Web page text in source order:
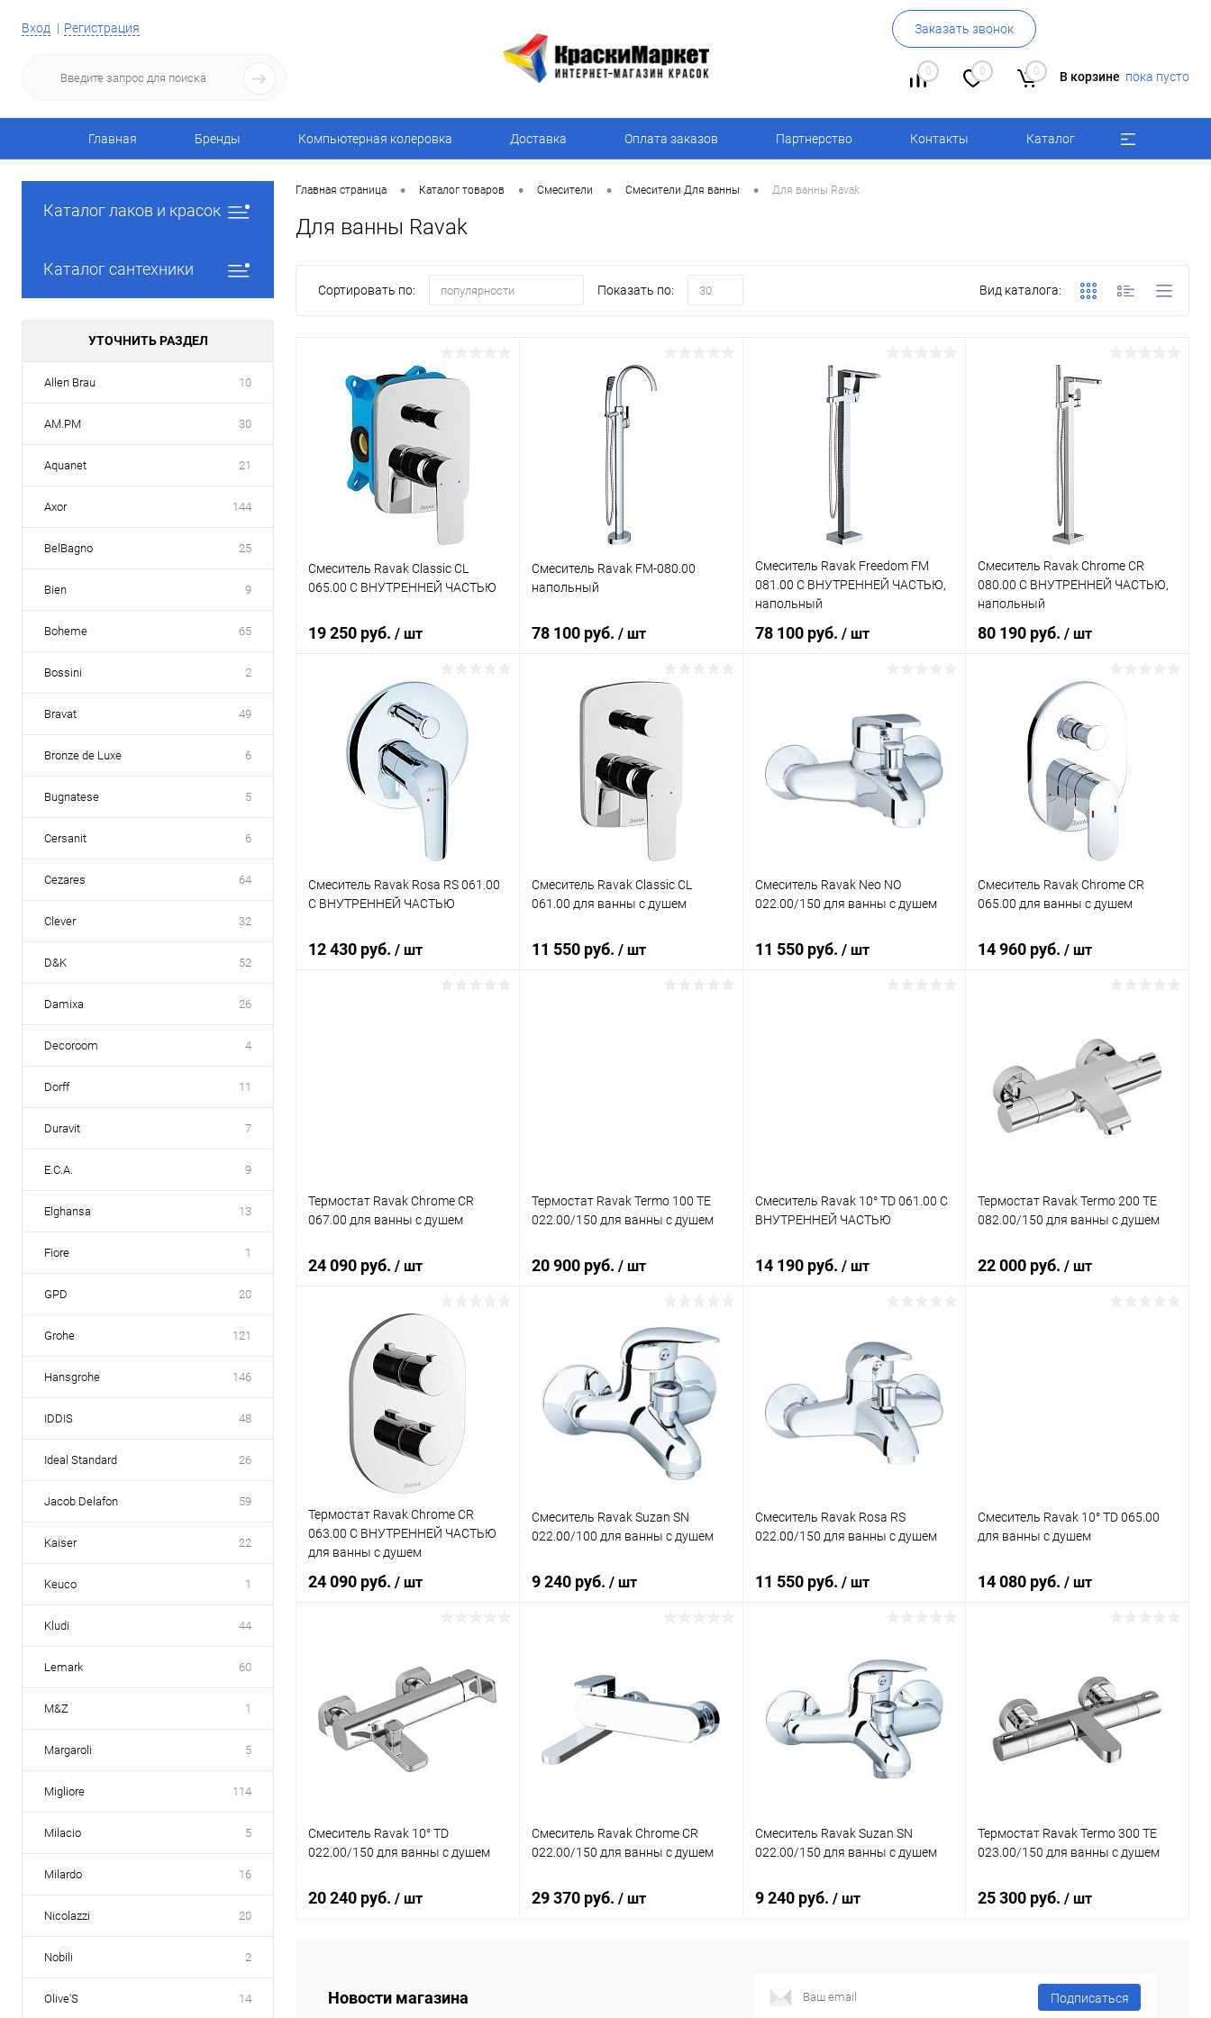
Вход Регистрация Заказать звонок
0 0 0 В корзине пока пусто
Главная Бренды Компьютерная колеровка Доставка Оплата заказов Партнерство Контакты Каталог
Каталог лаков и красок
Каталог сантехники
УТОЧНИТЬ РАЗДЕЛ
Allen Brau 10
AM.PM 30
Aquanet 21
Axor 144
BelBagno 25
Bien 9
Boheme 65
Bossini 2
Bravat 49
Bronze de Luxe 6
Bugnatese 5
Cersanit 6
Cezares 64
Clever 32
D&K 52
Damixa 26
Decoroom 4
Dorff 11
Duravit 7
E.C.A. 9
Elghansa 13
Fiore 1
GPD 20
Grohe 121
Hansgrohe 146
IDDIS 48
Ideal Standard 26
Jacob Delafon 59
Kaiser 22
Keuco 1
Kludi 44
Lemark 60
M&Z 1
Margaroli 5
Migliore 114
Milacio 5
Milardo 16
Nicolazzi 20
Nobili 2
Olive'S 14
Главная страница • Каталог товаров • Смесители • Смесители Для ванны • Для ванны Ravak
Для ванны Ravak
Сортировать по: популярности Показать по: 30 Вид каталога:
Смеситель Ravak Classic CL
065.00 С ВНУТРЕННЕЙ ЧАСТЬЮ
19 250 руб. / шт
В корзину
Купить в 1 клик Сравнение
В избранное Под заказ
Смеситель Ravak FM-080.00
напольный
78 100 руб. / шт
В корзину
Купить в 1 клик
В избранное
Смеситель Ravak Freedom FM
081.00 С ВНУТРЕННЕЙ ЧАСТЬЮ,
напольный
78 100 руб. / шт
Купить в 1 клик Сравнение
В избранное Под заказ
Смеситель Ravak Chrome CR
080.00 С ВНУТРЕННЕЙ ЧАСТЬЮ,
напольный
80 190 руб./ шт
Купить в 1 клик
В избранное Под заказ
Смеситель Ravak Rosa RS 061.00
С ВНУТРЕННЕЙ ЧАСТЬЮ
12 430 руб. / шт
Смеситель Ravak Classic CL
061.00 для ванны с душем
11 550 руб. / шт
Смеситель Ravak Neo NO
022.00/150 для ванны с душем
11 550 руб. / шт
Смеситель Ravak Chrome CR
065.00 для ванны с душем
14 960 руб./ шт
Купить в 1 клик Сравнение
В избранное Под заказ
Термостат Ravak Chrome CR
067.00 для ванны с душем
24 090 руб. / шт
В корзину
Купить в 1 клик
В избранное
Термостат Ravak Termo 100 TE
022.00/150 для ванны с душем
20 900 руб. / шт
В корзину
Купить в 1 клик Сравнение
В избранное Под заказ
Смеситель Ravak 10° TD 061.00 С
ВНУТРЕННЕЙ ЧАСТЬЮ
14 190 руб. / шт
В корзину
Купить в 1 клик Сравнение
В избранное Под заказ
Термостат Ravak Termo 200 TE
082.00/150 для ванны с душем
22 000 руб./ шт
Термостат Ravak Chrome CR
063.00 С ВНУТРЕННЕЙ ЧАСТЬЮ
для ванны с душем
24 090 руб. / шт
Купить в 1 клик Сравнение
В избранное
Смеситель Ravak Suzan SN
022.00/100 для ванны с душем
9 240 руб. / шт
Купить в 1 клик Сравнение
В избранное Под заказ
Смеситель Ravak Rosa RS
022.00/150 для ванны с душем
11 550 руб. / шт
В корзину
Купить в 1 клик Сравнение
В избранное Под заказ
Смеситель Ravak 10° TD 065.00
для ванны с душем
14 080 руб./ шт
Купить в 1 клик Сравнение
В избранное Под заказ
Смеситель Ravak 10° TD
022.00/150 для ванны с душем
20 240 руб. / шт
Смеситель Ravak Chrome CR
022.00/150 для ванны с душем
29 370 руб. / шт
Смеситель Ravak Suzan SN
022.00/150 для ванны с душем
9 240 руб. / шт
Термостат Ravak Termo 300 TE
023.00/150 для ванны с душем
25 300 руб./ шт
Новости магазина Подписаться